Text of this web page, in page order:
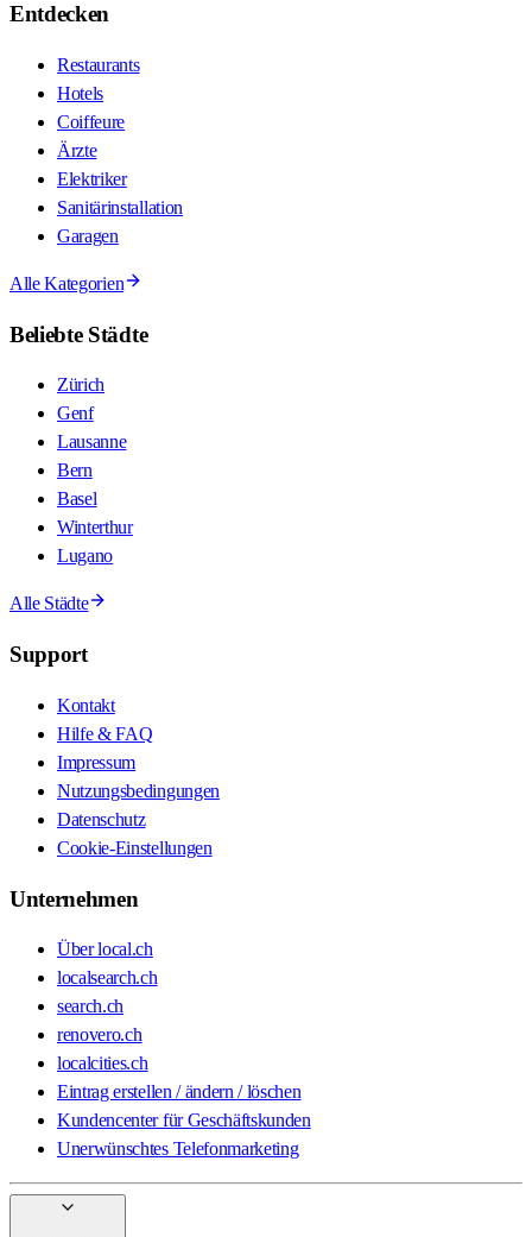
Entdecken
Restaurants
Hotels
Coiffeure
Ärzte
Elektriker
Sanitärinstallation
Garagen
Alle Kategorien
Beliebte Städte
Zürich
Genf
Lausanne
Bern
Basel
Winterthur
Lugano
Alle Städte
Support
Kontakt
Hilfe & FAQ
Impressum
Nutzungsbedingungen
Datenschutz
Cookie-Einstellungen
Unternehmen
Über local.ch
localsearch.ch
search.ch
renovero.ch
localcities.ch
Eintrag erstellen / ändern / löschen
Kundencenter für Geschäftskunden
Unerwünschtes Telefonmarketing